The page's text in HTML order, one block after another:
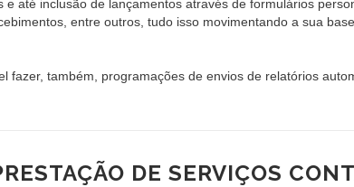
até inclusão de lançamentos através de formulários
entre outros, tudo isso movimentando a sua
fazer, também, programações de envios de relatórios
DE SERVIÇOS